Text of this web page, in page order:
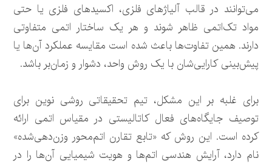
می‌توانند در قالب آلیاژهای فلزی، اکسیدهای فلزی یا حتی
مواد تک‌اتمی ظاهر شوند و هر یک ساختار اتمی متفاوتی
دارند. همین تفاوت‌ها باعث شده است مقایسه عملکرد آن‌ها یا
پیش‌بینی کارایی‌شان با یک روش واحد، دشوار و زمان‌بر باشد.
برای غلبه بر این مشکل، تیم تحقیقاتی روشی نوین برای
توصیف جایگاه‌های فعال کاتالیستی در مقیاس اتمی ارائه
کرده است. این روش که «تابع تقارن اتم‌محور وزن‌دهی‌شده»
نام دارد، آرایش هندسی اتم‌ها و هویت شیمیایی آن‌ها را در